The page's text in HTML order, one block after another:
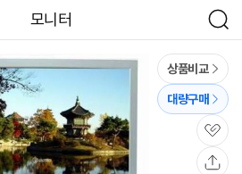
모니터
검
색
상품비교
대량구매
관
심